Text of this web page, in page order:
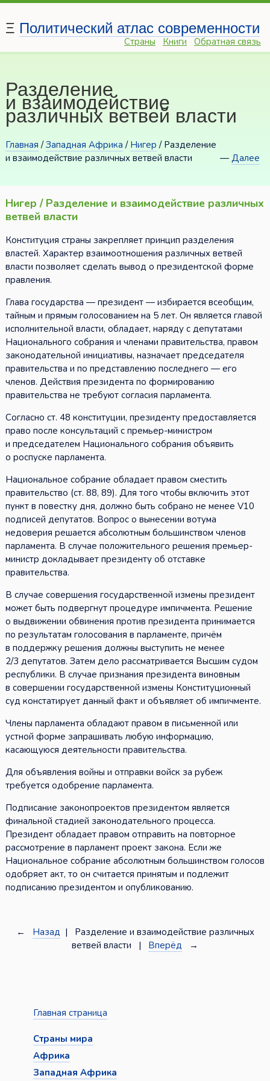
Ξ Политический атлас современности
Страны Книги Обратная связь
Разделение
и взаимодействие
различных ветвей власти
Главная /Западная Африка / Нигер / Разделение
и взаимодействие различных ветвей власти
—Далее
Нигер / Разделение и взаимодействие различных
ветвей власти
Конституция страны закрепляет принцип разделения
властей. Характер взаимоотношения различных ветвей
власти позволяет сделать вывод о президентской форме
правления.
Глава государства — президент — избирается всеобщим,
тайным и прямым голосованием на 5 лет. Он является главой
исполнительной власти, обладает, наряду с депутатами
Национального собрания и членами правительства, правом
законодательной инициативы, назначает председателя
правительства и по представлению последнего — его
членов. Действия президента по формированию
правительства не требуют согласия парламента.
Согласно ст. 48 конституции, президенту предоставляется
право после консультаций с премьер-министром
и председателем Национального собрания объявить
о роспуске парламента.
Национальное собрание обладает правом сместить
правительство (ст. 88, 89). Для того чтобы включить этот
пункт в повестку дня, должно быть собрано не менее V10
подписей депутатов. Вопрос о вынесении вотума
недоверия решается абсолютным большинством членов
парламента. В случае положительного решения премьер-
министр докладывает президенту об отставке
правительства.
В случае совершения государственной измены президент
может быть подвергнут процедуре импичмента. Решение
о выдвижении обвинения против президента принимается
по результатам голосования в парламенте, причём
в поддержку решения должны выступить не менее
2/3 депутатов. Затем дело рассматривается Высшим судом
республики. В случае признания президента виновным
в совершении государственной измены Конституционный
суд констатирует данный факт и объявляет об импичменте.
Члены парламента обладают правом в письменной или
устной форме запрашивать любую информацию,
касающуюся деятельности правительства.
Для объявления войны и отправки войск за рубеж
требуется одобрение парламента.
Подписание законопроектов президентом является
финальной стадией законодательного процесса.
Президент обладает правом отправить на повторное
рассмотрение в парламент проект закона. Если же
Национальное собрание абсолютным большинством голосов
одобряет акт, то он считается принятым и подлежит
подписанию президентом и опубликованию.
← Назад | Разделение и взаимодействие различных
ветвей власти | Вперёд →
Главная страница
Страны мира
Африка
Западная Африка